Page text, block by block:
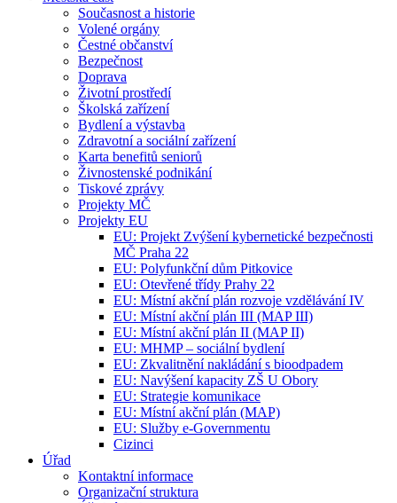
Současnost a historie
Volené orgány
Čestné občanství
Bezpečnost
Doprava
Životní prostředí
Školská zařízení
Bydlení a výstavba
Zdravotní a sociální zařízení
Karta benefitů seniorů
Živnostenské podnikání
Tiskové zprávy
Projekty MČ
Projekty EU
EU: Projekt Zvýšení kybernetické bezpečnosti
MČ Praha 22
EU: Polyfunkční dům Pitkovice
EU: Otevřené třídy Prahy 22
EU: Místní akční plán rozvoje vzdělávání IV
EU: Místní akční plán III (MAP III)
EU: Místní akční plán II (MAP II)
EU: MHMP – sociální bydlení
EU: Zkvalitnění nakládání s bioodpadem
EU: Navýšení kapacity ZŠ U Obory
EU: Strategie komunikace
EU: Místní akční plán (MAP)
EU: Služby e-Governmentu
Cizinci
Úřad
Kontaktní informace
Organizační struktura